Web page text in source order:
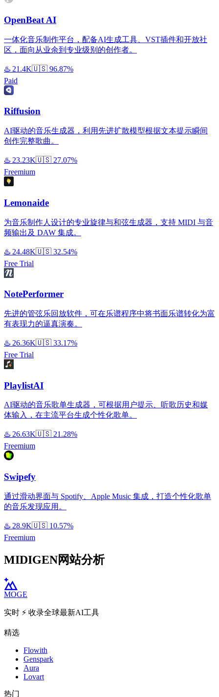
OpenBeat AI
一体化音乐制作平台，配备AI生成工具、VST插件和开放社
区，面向从业余到专业级别的创作者。
♨️ 21.4K🇺🇸 96.87%
Paid
Riffusion
AI驱动的音乐生成器，利用先进扩散模型根据文本提示瞬间
创作完整歌曲。
♨️ 23.23K🇺🇸 27.07%
Freemium
Lemonaide
为音乐制作人设计的专业旋律与和弦生成器，支持 MIDI 与音
频输出及 DAW 集成。
♨️ 24.48K🇺🇸 32.54%
Free Trial
NotePerformer
先进的管弦乐回放软件，可在乐谱程序中将书面乐谱转化为富
有表现力的逼真演奏。
♨️ 26.36K🇺🇸 33.17%
Free Trial
PlaylistAI
AI驱动的音乐歌单生成器，可根据用户提示、听歌历史和媒
体输入，在主流平台生成个性化歌单。
♨️ 26.63K🇺🇸 21.28%
Freemium
Swipefy
通过滑动界面与 Spotify、Apple Music 集成，打造个性化歌单
的音乐发现应用。
♨️ 28.9K🇺🇸 10.57%
Freemium
MIDIGEN网站分析
MOGE
实时 ⚡️ 收录全球最新AI工具
精选
Flowith
Genspark
Aura
Lovart
热门